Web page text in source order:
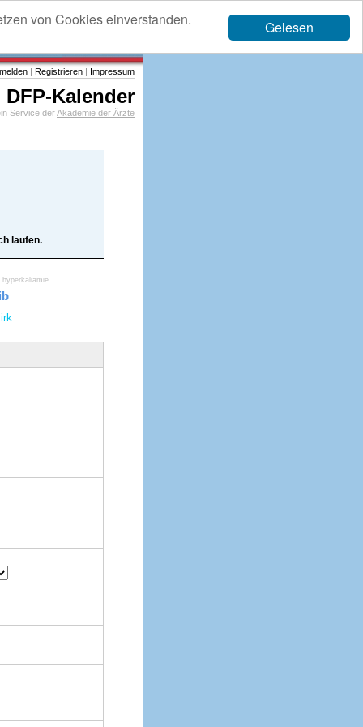
Gelesen
von Cookies einverstanden.
| Registrieren | Impressum
DFP-Kalender
Service derAkademie der Ärzte
laufen.
hyperkaliämie